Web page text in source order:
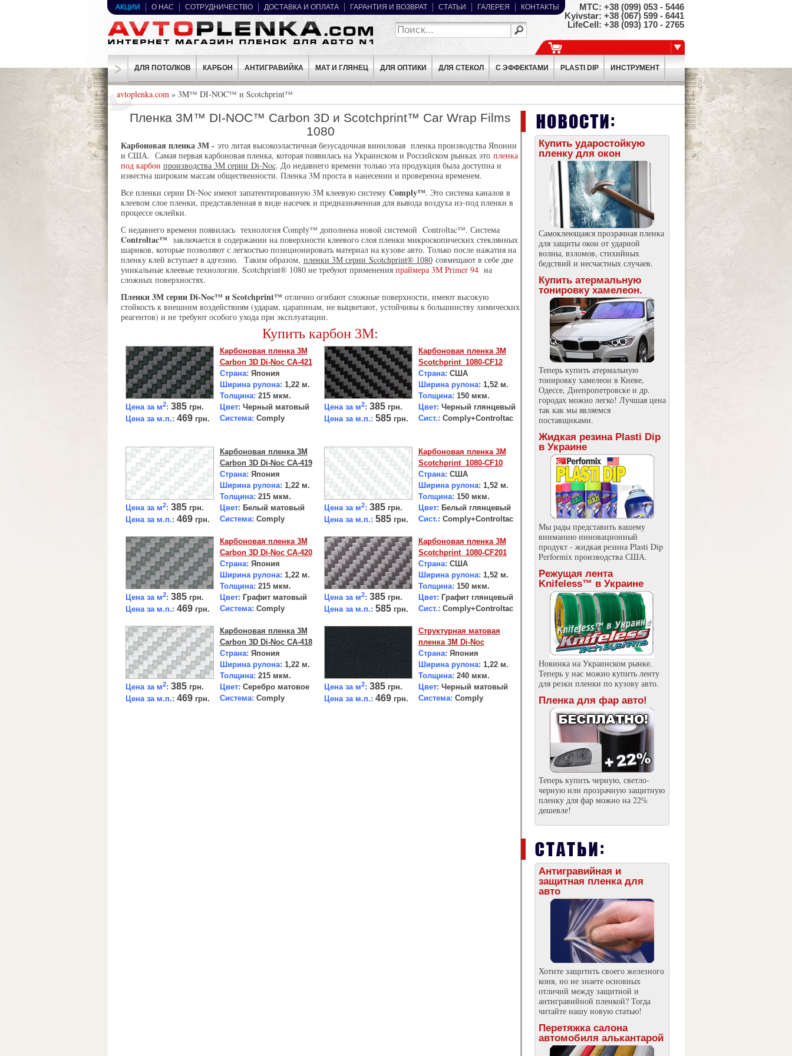
МТС: +38 (099) ­053 - 5446
Kyivstar: +38 (067) ­599 - 6441
LifeCell: +38 (093) ­170 - 2765
АКЦИИ О НАС СОТРУДНИЧЕСТВО ДОСТАВКА И ОПЛАТА ГАРАНТИЯ И ВОЗВРАТ СТАТЬИ ГАЛЕРЕЯ КОНТАКТЫ
ДЛЯ ПОТОЛКОВ КАРБОН АНТИГРАВИЙКА МАТ И ГЛЯНЕЦ ДЛЯ ОПТИКИ ДЛЯ СТЕКОЛ C ЭФФЕКТАМИ PLASTI DIP ИНСТРУМЕНТ
avtoplenka.com» 3M™ DI-NOC™ и Scotchprint™
Пленка 3M™ DI-NOC™ Carbon 3D и Scotchprint™ Car Wrap Films
1080
Карбоновая пленка3М - это литая высокоэластичная безусадочная виниловая пленка производства Японии
и США. Самая первая карбоновая пленка, которая появилась на Украинском и Российском рынках это пленка
под карбон производства 3М серии Di-Noc. До недавнего времени только эта продукция была доступна и
известна широким массам общественности. Пленка 3М проста в нанесении и проверенна временем.
Все пленки серии Di-Noc имеют запатентированную 3М клеевую систему Comply™. Это система каналов в
клеевом слое пленки, представленная в виде насечек и предназначенная для вывода воздуха из-под пленки в
процессе оклейки.
С недавнего времени появилась технология Comply™ дополнена новой системой Controltac™. Система
Controltac™ заключается в содержании на поверхности клеевого слоя пленки микроскопических стеклянных
шариков, которые позволяют с легкостью позиционировать материал на кузове авто. Только после нажатия на
пленку клей вступает в адгезию. Таким образом, пленки 3М серии Scotchprint® 1080совмещают в себе две
уникальные клеевые технологии. Scotchprint® 1080 не требуют применения праймера 3M Primer 94на
сложных поверхностях.
Пленки 3М серии Di-Noc™ и Scotchprint™ отлично огибают сложные поверхности, имеют высокую
стойкость к внешним воздействиям (ударам, царапинам, не выцветают, устойчивы к большинству химических
реагентов) и не требуют особого ухода при эксплуатации.
Купить карбон 3М:
Цена за м2: 385 грн.
Цена за м.п.: 469 грн.
Карбоновая пленка 3М
Carbon 3D Di-Noc CA-421
Страна: Япония
Ширина рулона: 1,22 м.
Толщина: 215 мкм.
Цвет: Черный матовый
Система: Comply
Цена за м2: 385грн.
Цена за м.п.: 585 грн.
Карбоновая пленка 3М
Scotchprint 1080-CF12
Страна: США
Ширина рулона: 1,52 м.
Толщина: 150 мкм.
Цвет: Черный глянцевый
Сист.: Comply+Controltac
Цена за м2: 385грн.
Цена за м.п.: 469 грн.
Карбоновая пленка 3М
Carbon 3D Di-Noc CA-419
Страна: Япония
Ширина рулона: 1,22 м.
Толщина: 215 мкм.
Цвет: Белый матовый
Система: Comply
Цена за м2: 385грн.
Цена за м.п.: 585 грн.
Карбоновая пленка 3М
Scotchprint 1080-CF10
Страна: США
Ширина рулона: 1,52 м.
Толщина: 150 мкм.
Цвет: Белый глянцевый
Сист.: Comply+Controltac
Цена за м2: 385грн.
Цена за м.п.: 469 грн.
Карбоновая пленка 3М
Carbon 3D Di-Noc CA-420
Страна: Япония
Ширина рулона: 1,22 м.
Толщина: 215 мкм.
Цвет: Графит матовый
Система: Comply
Цена за м2: 385грн.
Цена за м.п.: 585 грн.
Карбоновая пленка 3М
Scotchprint 1080-CF201
Страна: США
Ширина рулона: 1,52 м.
Толщина: 150 мкм.
Цвет: Графит глянцевый
Сист.: Comply+Controltac
Цена за м2: 385грн.
Цена за м.п.: 469 грн.
Карбоновая пленка 3М
Carbon 3D Di-Noc CA-418
Страна: Япония
Ширина рулона: 1,22 м.
Толщина: 215 мкм.
Цвет: Серебро матовое
Система: Comply
Цена за м2: 385грн.
Цена за м.п.: 469 грн.
Структурная матовая
пленка 3М Di-Noc
Страна: Япония
Ширина рулона: 1,22 м.
Толщина: 240 мкм.
Цвет: Черный матовый
Система: Comply
Статьи
Купить ударостойкую
пленку для окон
Самоклеющаяся прозрачная пленка
для защиты окон от ударной
волны, взломов, стихийных
бедствий и несчастных случаев.
Купить атермальную
тонировку хамелеон.
Теперь купить атермальную
тонировку хамелеон в Киеве,
Одессе, Днепропетровске и др.
городах можно легко! Лучшая цена
так как мы являемся
поставщиками.
Жидкая резина Plasti Dip
в Украине
Мы рады представить вашему
вниманию инновационный
продукт - жидкая резина Plasti Dip
Performix производства США.
Режущая лента
Knifeless™ в Украине
Новинка на Украинском рынке.
Теперь у нас можно купить ленту
для резки пленки по кузову авто.
Пленка для фар авто!
Теперь купить черную, светло-
черную или прозрачную защитную
пленку для фар можно на 22%
дешевле!
Антигравийная и
защитная пленка для
авто
Хотите защитить своего железного
коня, но не знаете основных
отличий между защитной и
антигравийной пленкой? Тогда
читайте нашу новую статью!
Перетяжка салона
автомобиля алькантарой